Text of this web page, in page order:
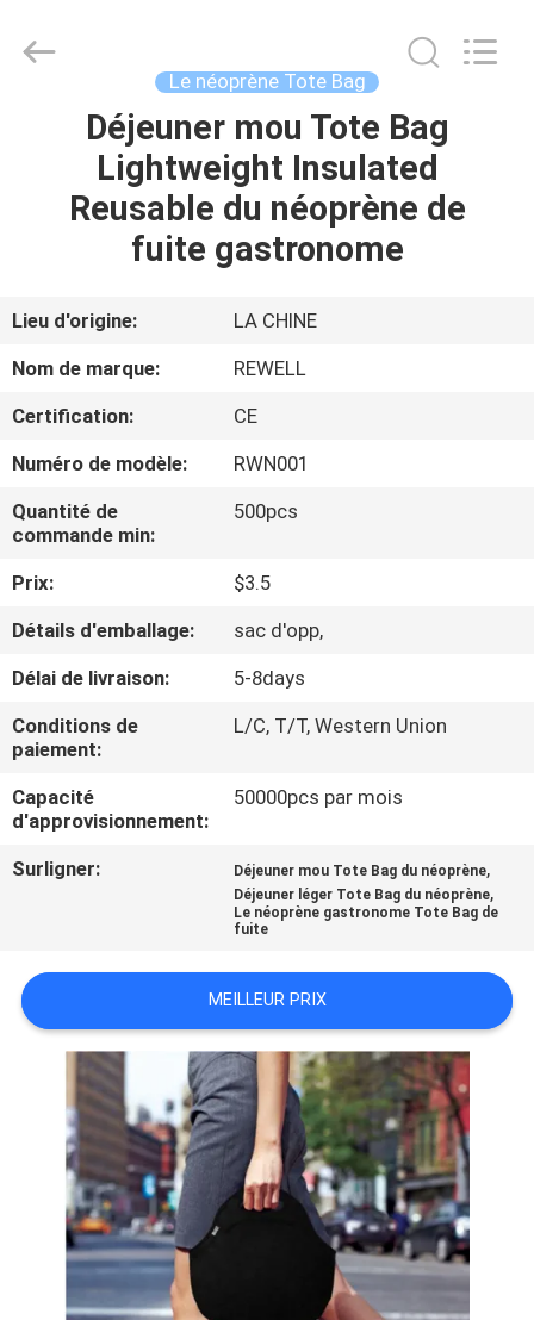
MAISON
PRODUITS
SUJET
DE
NOUS
VISITE
D'USINE
CONTRÔLE
DE
QUALITÉ
PLAN
DU
SITE
Limited.
Le néoprène Tote Bag
Déjeuner mou Tote Bag
Lightweight Insulated
Reusable du néoprène de
fuite gastronome
Lieu d'origine:
LA CHINE
Nom de marque:
REWELL
Certification:
CE
Numéro de modèle:
RWN001
Quantité de
commande min:
500pcs
Prix:
$3.5
Détails d'emballage:
sac d'opp,
Délai de livraison:
5-8days
Conditions de
paiement:
L/C, T/T, Western Union
Capacité
d'approvisionnement:
50000pcs par mois
Surligner: Déjeuner mou Tote Bag du néoprène,
Déjeuner léger Tote Bag du néoprène,
Le néoprène gastronome Tote Bag de
fuite
MEILLEUR PRIX